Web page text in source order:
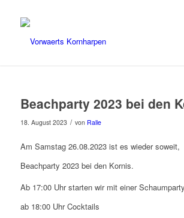
Beachparty 2023 bei den
18. August 2023 / von Ralle
Am Samstag 26.08.2023 ist es wieder soweit,
Beachparty 2023 bei den Kornis.
Ab 17:00 Uhr starten wir mit einer
ab 18:00 Uhr Cocktails